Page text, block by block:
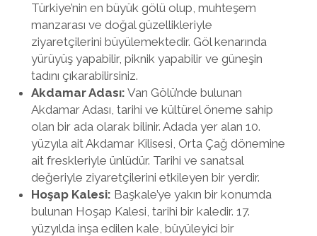
Türkiye’nin en büyük gölü olup, muhteşem
manzarası ve doğal güzellikleriyle
ziyaretçilerini büyülemektedir. Göl kenarında
yürüyüş yapabilir, piknik yapabilir ve güneşin
tadını çıkarabilirsiniz.
Akdamar Adası: Van Gölü’nde bulunan
Akdamar Adası, tarihi ve kültürel öneme sahip
olan bir ada olarak bilinir. Adada yer alan 10.
yüzyıla ait Akdamar Kilisesi, Orta Çağ dönemine
ait freskleriyle ünlüdür. Tarihi ve sanatsal
değeriyle ziyaretçilerini etkileyen bir yerdir.
Hoşap Kalesi: Başkale’ye yakın bir konumda
bulunan Hoşap Kalesi, tarihi bir kaledir. 17.
yüzyılda inşa edilen kale, büyüleyici bir